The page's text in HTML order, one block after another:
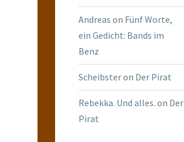
Andreas on Fünf Worte,
ein Gedicht: Bands im
Benz
Scheibsteron Der Pirat
Rebekka. Und alles. on Der
Pirat